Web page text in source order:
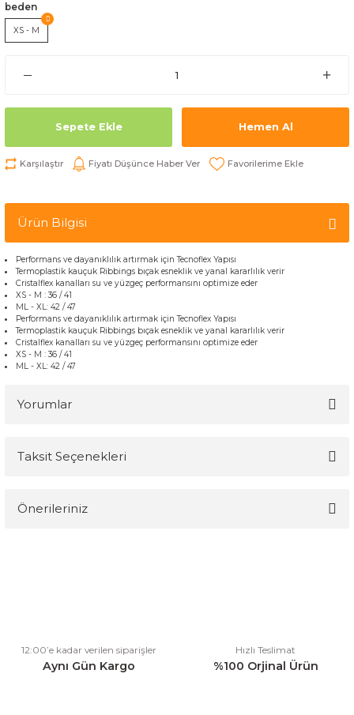
beden
XS - M
Sepete Ekle Hemen Al
Karşılaştır Fiyatı Düşünce Haber Ver
Ürün Bilgisi
Performans ve dayanıklılık artırmak için Tecnoflex Yapısı
Termoplastik kauçuk Ribbings bıçak esneklik ve yanal kararlılık verir
Cristalflex kanalları su ve yüzgeç performansını optimize eder
XS - M:36 /41
ML - XL: 42 /47
Performans ve dayanıklılık artırmak için Tecnoflex Yapısı
Termoplastik kauçuk Ribbings bıçak esneklik ve yanal kararlılık verir
Cristalflex kanalları su ve yüzgeç performansını optimize eder
XS - M: 36 /41
ML - XL: 42 /47
Yorumlar
Taksit Seçenekleri
Önerileriniz
Ürün açıklamasında eksik bilgiler bulunuyor.
Ürün bilgilerinde hatalar bulunuyor.
12:00’e kadar verilen siparişler
Aynı Gün Kargo
Hızlı Teslimat
%100 Orjinal Ürün